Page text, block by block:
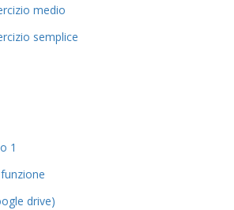
medio
semplice
1
drive)